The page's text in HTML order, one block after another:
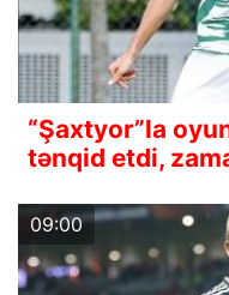
“Şaxtyor”la
tənqid etdi,
09:00